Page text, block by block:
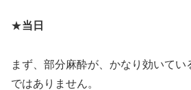
★当日
まず、部分麻酔が、かなり効いて
ではありません。